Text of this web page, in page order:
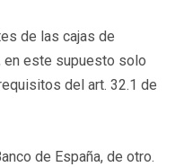
de las cajas de
en este supuesto solo
del art. 32.1 de
de España, de otro.